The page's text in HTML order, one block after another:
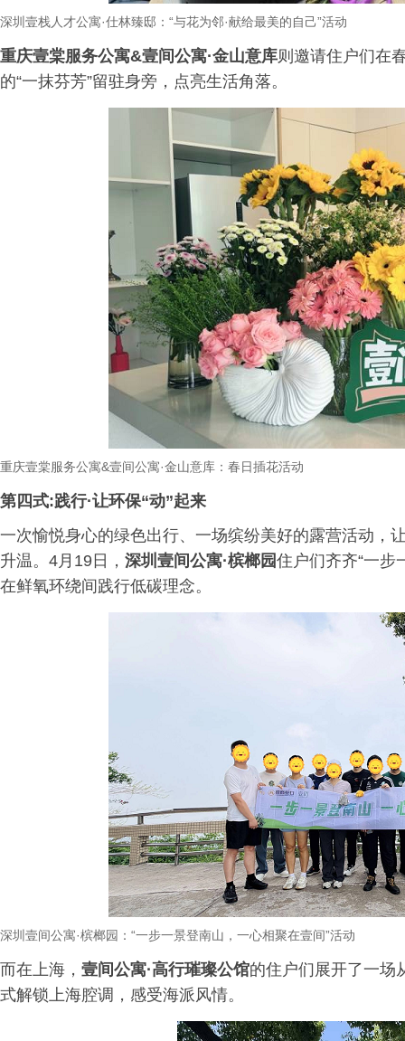
深圳壹栈人才公寓·仕林臻邸： “与花为邻·献给最美的自己”活动
重庆壹棠服务公寓&壹间公寓·金山意库则邀请住户们在
的“一抹芬芳”留驻身旁，点亮生活角落。
重庆壹棠服务公寓&壹间公寓·金山意库：春日插花活动
第四式:践行·让环保“动”起来
一次愉悦身心的绿色出行、一场缤纷美好的露营活动，
升温。4月19日， 深圳壹间公寓·槟榔园住户们齐齐“一步
在鲜氧环绕间践行低碳理念。
深圳壹间公寓·槟榔园： “一步一景登南山，一心相聚在壹间”活动
而在上海， 壹间公寓·高行璀璨公馆的住户们展开了一场
式解锁上海腔调，感受海派风情。